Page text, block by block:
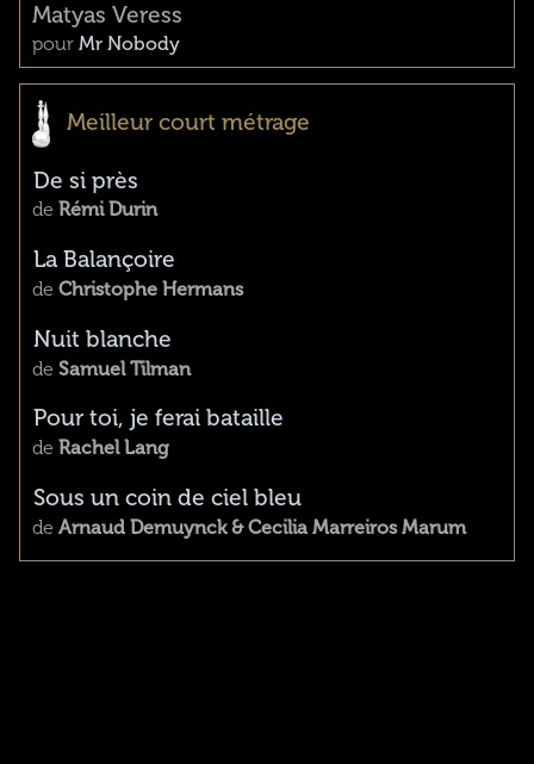
Matyas Veress
pour Mr Nobody
Meilleur court métrage
De si près
de Rémi Durin
La Balançoire
de Christophe Hermans
Nuit blanche
de Samuel Tilman
Pour toi, je ferai bataille
de Rachel Lang
Sous un coin de ciel bleu
de Arnaud Demuynck & Cecilia Marreiros Marum